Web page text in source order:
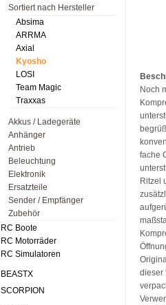
Sortiert nach Hersteller
Absima
ARRMA
Axial
Kyosho
LOSI
Team Magic
Traxxas
Akkus / Ladegeräte
Anhänger
Antrieb
Beleuchtung
Elektronik
Ersatzteile
Sender / Empfänger
Zubehör
RC Boote
RC Motorräder
RC Simulatoren
BEASTX
SCORPION
Noch
fache
Ritzel
dieser